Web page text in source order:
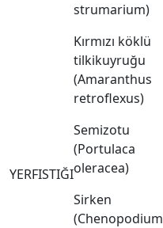
YERFISTIĞI
strumarium)
Kırmızı köklü
tilkikuyruğu
(Amaranthus
retroflexus)
Semizotu
(Portulaca
oleracea)
Sirken
(Chenopodium